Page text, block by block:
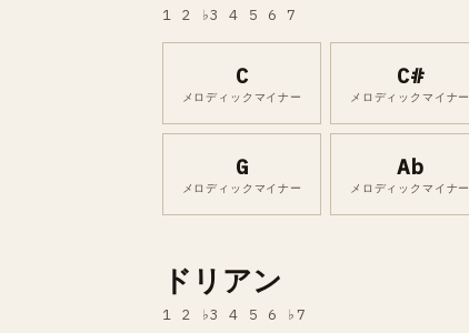
1 2 ♭3 4 5 6 7
C
メロディックマイナー
C#
メロディックマイナー
G
メロディックマイナー
Ab
メロディックマイナー
ドリアン
1 2 ♭3 4 5 6 ♭7